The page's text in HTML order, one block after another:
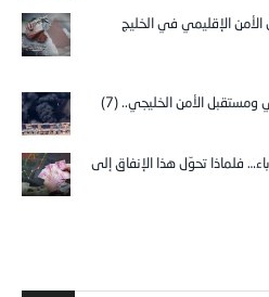
الأمن الإقليمي في الخليج
ومستقبل الأمن الخليجي.. (7)
فلماذا تحوّل هذا الإنفاق إلى